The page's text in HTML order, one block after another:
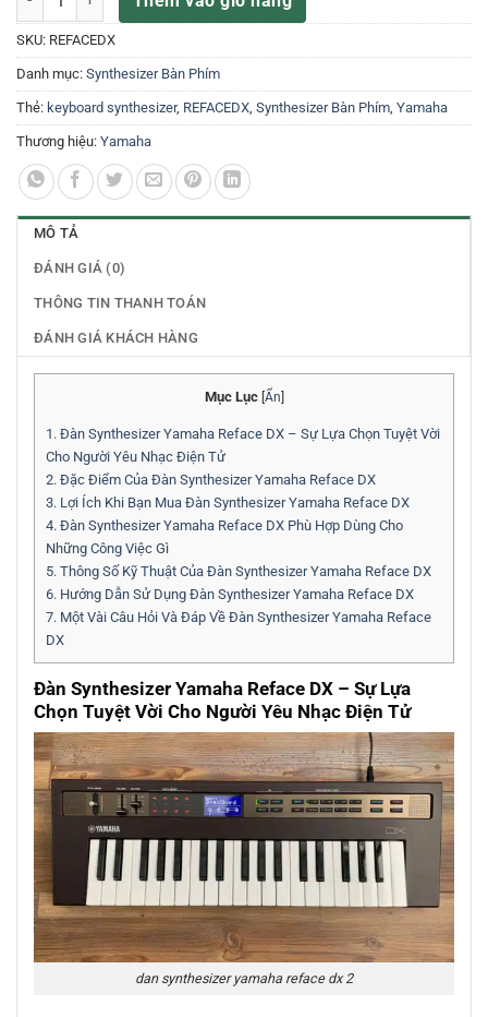
SKU: REFACEDX
Danh mục: Synthesizer Bàn Phím
Thẻ: keyboard synthesizer, REFACEDX, Synthesizer Bàn Phím, Yamaha
Thương hiệu: Yamaha
MÔ TẢ
ĐÁNH GIÁ (0)
THÔNG TIN THANH TOÁN
ĐÁNH GIÁ KHÁCH HÀNG
Mục Lục [Ẩn]
1. Đàn Synthesizer Yamaha Reface DX – Sự Lựa Chọn Tuyệt Vời
Cho Người Yêu Nhạc Điện Tử
2. Đặc Điểm Của Đàn Synthesizer Yamaha Reface DX
3. Lợi Ích Khi Bạn Mua Đàn Synthesizer Yamaha Reface DX
4. Đàn Synthesizer Yamaha Reface DX Phù Hợp Dùng Cho
Những Công Việc Gì
5. Thông Số Kỹ Thuật Của Đàn Synthesizer Yamaha Reface DX
6. Hướng Dẫn Sử Dụng Đàn Synthesizer Yamaha Reface DX
7. Một Vài Câu Hỏi Và Đáp Về Đàn Synthesizer Yamaha Reface
DX
Đàn Synthesizer Yamaha Reface DX – Sự Lựa
Chọn Tuyệt Vời Cho Người Yêu Nhạc Điện Tử
dan synthesizer yamaha reface dx 2